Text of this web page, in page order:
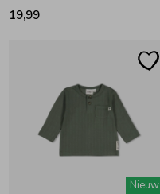
19,99
Nieuw